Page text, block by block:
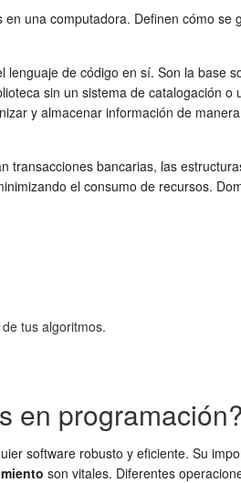
una computadora. Definen cómo
lenguaje de código en sí. Son la base
sin un sistema de catalogación
y almacenar información de
bancarias, las
el consumo de recursos.
tus algoritmos.
en programación?
software robusto y eficiente. Su
son vitales. Diferentes